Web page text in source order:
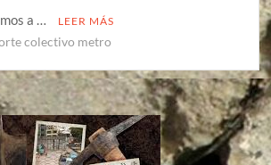
a …
LEER MÁS
colectivo metro